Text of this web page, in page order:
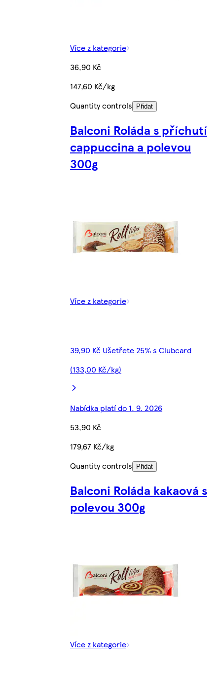
Více z kategorie
36,90 Kč
147,60 Kč/kg
Quantity controls
Přidat
Balconi Roláda s příchutí
cappuccina a polevou
300g
Více z kategorie
39,90 Kč Ušetřete 25% s Clubcard
(133,00 Kč/kg)
Nabídka platí do 1. 9. 2026
53,90 Kč
179,67 Kč/kg
Quantity controls
Přidat
Balconi Roláda kakaová s
polevou 300g
Více z kategorie